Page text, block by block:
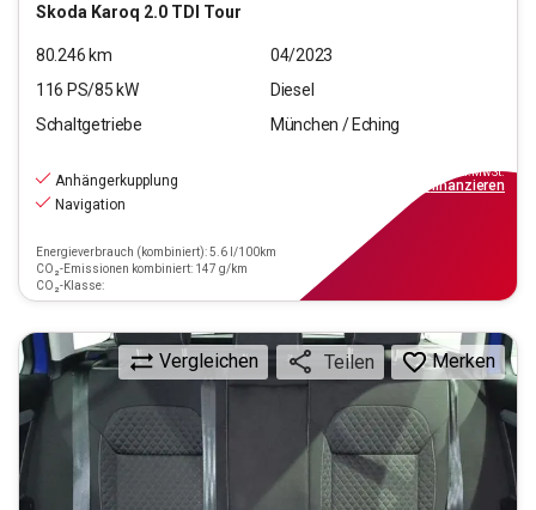
Skoda Karoq 2.0 TDI Tour
80.246km
04/2023
116 PS/85kW
Diesel
Schaltgetriebe
München / Eching
Anhängerkupplung
Navigation
Energieverbrauch (kombiniert): 5.6 l/100km
CO₂-Emissionen kombiniert: 147 g/km
CO₂-Klasse:
inkl.MwSt.
finanzieren
Vergleichen Teilen Merken